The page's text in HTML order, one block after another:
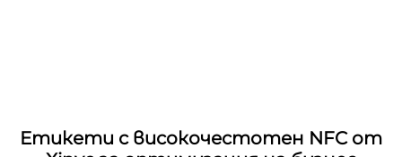
Етикети с високочестотен NFC от